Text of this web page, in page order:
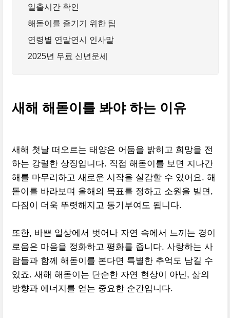
일출시간 확인
해돋이를 즐기기 위한 팁
연령별 연말연시 인사말
2025년 무료 신년운세
새해 해돋이를 봐야 하는 이유
새해 첫날 떠오르는 태양은 어둠을 밝히고 희망을 전
하는 강렬한 상징입니다. 직접 해돋이를 보면 지나간
해를 마무리하고 새로운 시작을 실감할 수 있어요. 해
돋이를 바라보며 올해의 목표를 정하고 소원을 빌면,
다짐이 더욱 뚜렷해지고 동기부여도 됩니다.
또한, 바쁜 일상에서 벗어나 자연 속에서 느끼는 경이
로움은 마음을 정화하고 평화를 줍니다. 사랑하는 사
람들과 함께 해돋이를 본다면 특별한 추억도 남길 수
있죠. 새해 해돋이는 단순한 자연 현상이 아닌, 삶의
방향과 에너지를 얻는 중요한 순간입니다.